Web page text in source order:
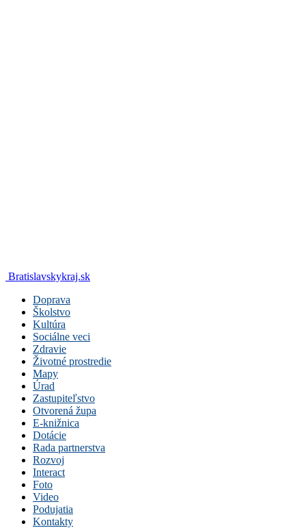
Bratislavskykraj.sk
Doprava
Školstvo
Kultúra
Sociálne veci
Zdravie
Životné prostredie
Mapy
Úrad
Zastupiteľstvo
Otvorená župa
E-knižnica
Dotácie
Rada partnerstva
Rozvoj
Interact
Foto
Video
Podujatia
Kontakty